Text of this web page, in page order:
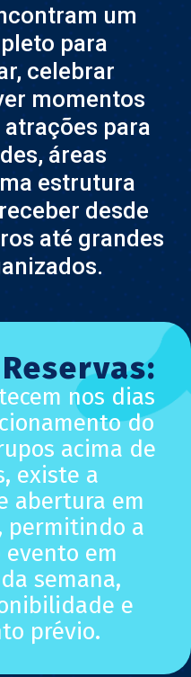
um
para
celebrar
momentos
para
áreas
estrutura
desde
até grandes
nos dias
do
acima de
existe a
abertura em
permitindo a
evento em
semana,
e
prévio.